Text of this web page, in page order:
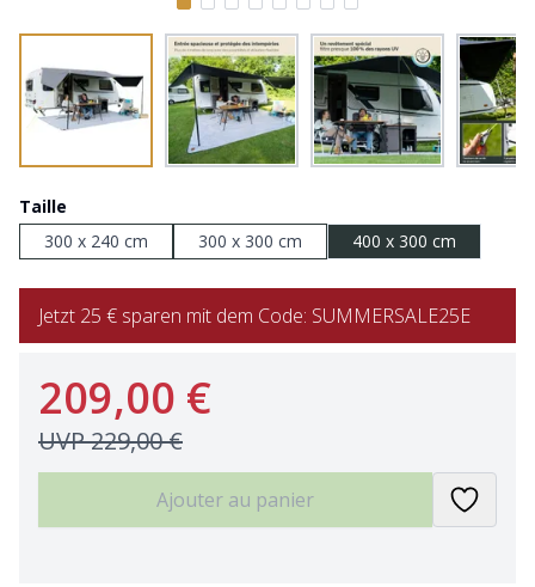
Taille
300 x 240 cm
300 x 300 cm 400 x 300 cm
Jetzt 25 € sparen mit dem Code: SUMMERSALE25E
209,00 €
UVP229,00 €
Ajouter au panier